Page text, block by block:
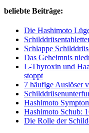
einfach
beliebte Beiträge:
Die Hashimoto
Schlappe
Das Geheimnis
L-Thyroxin und
stoppt
7 häufige Auslöser
Hashimoto
Hashimoto Schub:
Die Rolle der